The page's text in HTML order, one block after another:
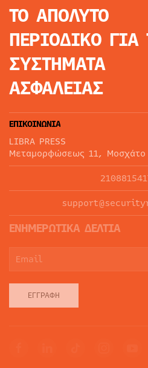
ΤΟ ΑΠΟΛΥΤΟ
ΠΕΡΙΟΔΙΚΟ ΓΙΑ
ΣΥΣΤΗΜΑΤΑ
ΑΣΦΑΛΕΙΑΣ
ΕΠΙΚΟΙΝΩΝΙΑ
LIBRA PRESS
Μεταμορφώσεως 11,
ΕΝΗΜΕΡΩΤΙΚΑ ΔΕΛΤΙΑ
ΕΓΓΡΑΦΉ